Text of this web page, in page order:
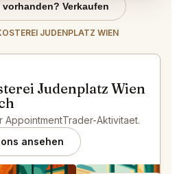
Verkaufen
JUDENPLATZ WIEN
Judenplatz Wien
AppointmentTrader-Aktivitaet.
ansehen